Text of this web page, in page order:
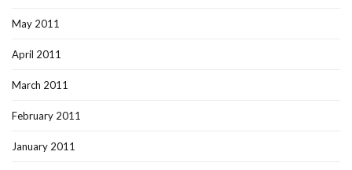
May 2011
April 2011
March 2011
February 2011
January 2011